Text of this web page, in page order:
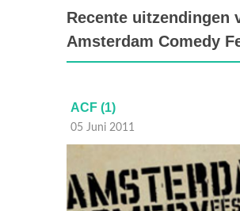
Recente uitzendingen
Amsterdam Comedy
ACF (1)
05 Juni 2011